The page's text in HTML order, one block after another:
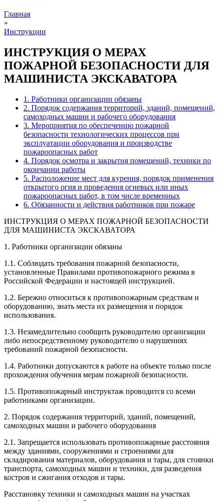
Главная
»
Инструкции
ИНСТРУКЦИЯ О МЕРАХ
ПОЖАРНОЙ БЕЗОПАСНОСТИ ДЛЯ
МАШИНИСТА ЭКСКАВАТОРА
1. Работники организации обязаны
2. Порядок содержания территорий, зданий, помещений,
самоходных машин и рабочего оборудования
3. Мероприятия по обеспечению пожарной
безопасности технологических процессов при
эксплуатации оборудования и производстве
пожароопасных работ
4. Порядок осмотра и закрытия помещений, техники по
окончании работы
5. Расположение мест для курения, порядок применения
открытого огня и проведения огневых или иных
пожароопасных работ, в том числе временных
6. Обязанности и действия работников при пожаре
ИНСТРУКЦИЯ О МЕРАХ ПОЖАРНОЙ БЕЗОПАСНОСТИ
ДЛЯ МАШИНИСТА ЭКСКАВАТОРА
1. Работники организации обязаны
1.1. Соблюдать требования пожарной безопасности,
установленные Правилами противопожарного режима в
Российской Федерации и настоящей инструкцией.
1.2. Бережно относиться к противопожарным средствам и
оборудованию, знать места их размещения и порядок
использования.
1.3. Незамедлительно сообщить руководителю организации
либо непосредственному руководителю о нарушениях
требований пожарной безопасности.
1.4. Работники допускаются к работе на объекте только после
прохождения обучения мерам пожарной безопасности.
1.5. Противопожарный инструктаж проводится со всеми
работниками организации.
2. Порядок содержания территорий, зданий, помещений,
самоходных машин и рабочего оборудования
2.1. Запрещается использовать противопожарные расстояния
между зданиями, сооружениями и строениями для
складирования материалов, оборудования и тары, для стоянки
транспорта, самоходных машин и техники, для разведения
костров и сжигания отходов и тары.
Расстановку техники и самоходных машин на участках